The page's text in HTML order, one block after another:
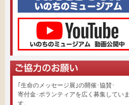
｢生命のメッセージ展｣の開催･協賛･
寄付金･ボランティアを広く募集していま
す。